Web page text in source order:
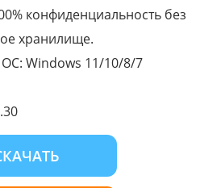
конфиденциальность без
хранилище.
Windows 11/10/8/7